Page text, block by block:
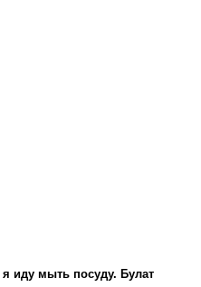
иду мыть посуду. Булат